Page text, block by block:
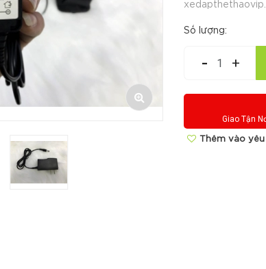
Số lượng:
- +
Giao Tận
Thêm vào